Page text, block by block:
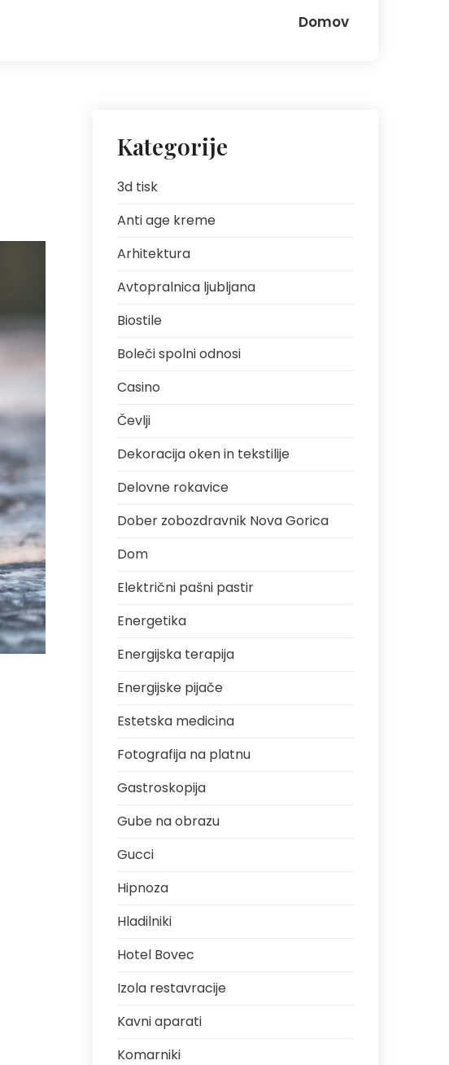
Domov
Kategorije
3d tisk
Anti age kreme
Arhitektura
Avtopralnica ljubljana
Biostile
Boleči spolni odnosi
Casino
Čevlji
Dekoracija oken in tekstilije
Delovne rokavice
Dober zobozdravnik Nova Gorica
Dom
Električni pašni pastir
Energetika
Energijska terapija
Energijske pijače
Estetska medicina
Fotografija na platnu
Gastroskopija
Gube na obrazu
Gucci
Hipnoza
Hladilniki
Hotel Bovec
Izola restavracije
Kavni aparati
Komarniki